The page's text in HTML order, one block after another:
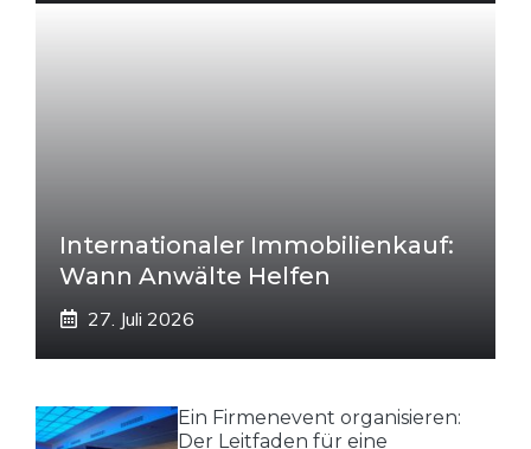
Internationaler Immobilienkauf:
Wann Anwälte Helfen
27. Juli 2026
Ein Firmenevent organisieren:
Der Leitfaden für eine